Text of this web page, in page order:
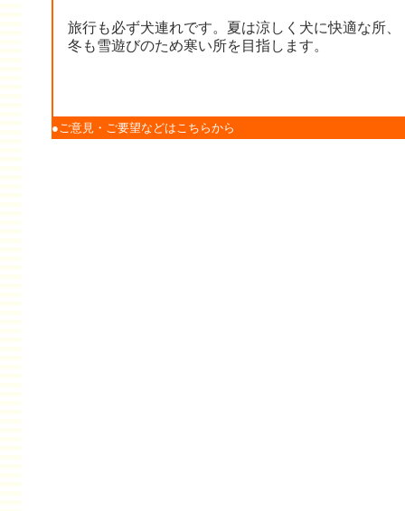
旅行も必ず犬連れです。夏は涼しく犬に快適な所、
冬も雪遊びのため寒い所を目指します。
●ご意見・ご要望などはこちらから